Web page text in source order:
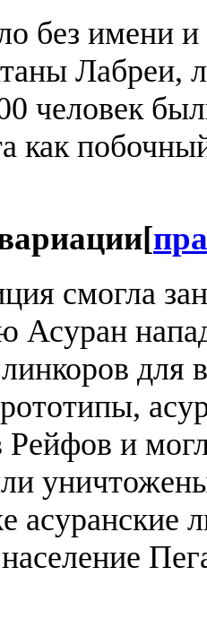
без имени и
Лабреи,
человек
как
[
смогла
Асуран
и
асуранские